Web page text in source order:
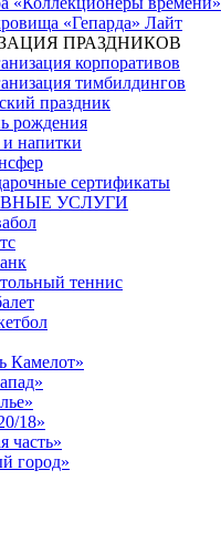
«Гепарда» Лайт
ПРАЗДНИКОВ
корпоративов
тимбилдингов
праздник
рождения
напитки
сертификаты
УСЛУГИ
теннис
Камелот»
18»
часть»
город»